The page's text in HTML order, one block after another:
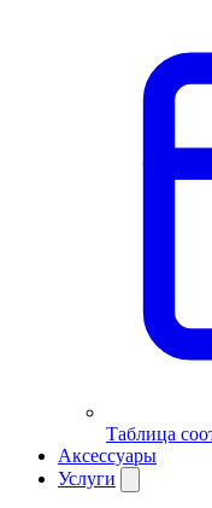
Таблица
Аксессуары
Услуги